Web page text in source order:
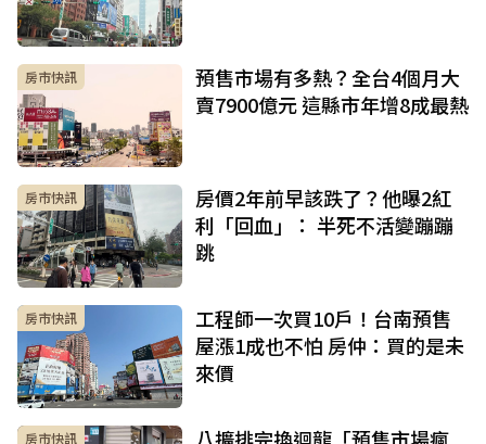
房市快訊
預售市場有多熱？全台4個月大
賣7900億元 這縣市年增8成最熱
房市快訊
房價2年前早該跌了？他曝2紅
利「回血」： 半死不活變蹦蹦
跳
房市快訊
工程師一次買10戶！台南預售
屋漲1成也不怕 房仲：買的是未
來價
房市快訊